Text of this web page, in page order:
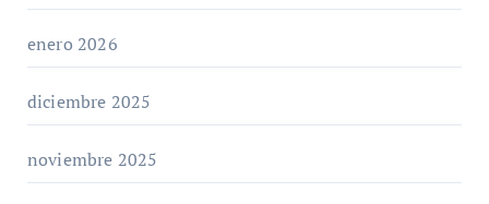
enero 2026
diciembre 2025
noviembre 2025